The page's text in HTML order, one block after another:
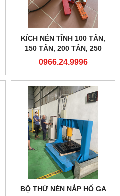
KÍCH NÉN TĨNH 100 TẤN,
150 TẤN, 200 TẤN, 250
TẤN...
0966.24.9996
BỘ THỬ NÉN NẮP HỐ GA